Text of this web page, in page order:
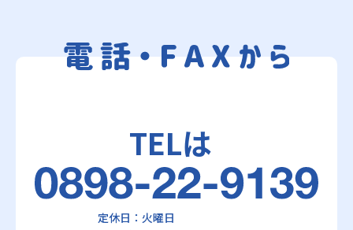
TELは
定休日：火曜日